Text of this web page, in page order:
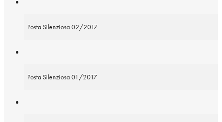
Posta Silenziosa 02/2017
Posta Silenziosa 01/2017